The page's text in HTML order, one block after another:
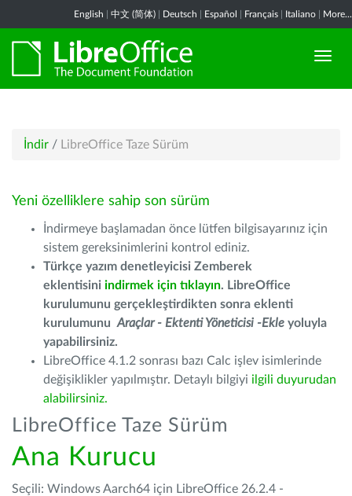
English 中文 (简体) Deutsch Español Français Italiano More...
İndir / LibreOffice Taze Sürüm
Yeni özelliklere sahip son sürüm
İndirmeye başlamadan önce lütfen bilgisayarınız için
sistem gereksinimlerini kontrol ediniz.
Türkçe yazım denetleyicisi Zemberek
eklentisini indirmek için tıklayın. LibreOffice
kurulumunu gerçekleştirdikten sonra eklenti
kurulumunu Araçlar - Ektenti Yöneticisi -Ekle yoluyla
yapabilirsiniz.
LibreOffice 4.1.2 sonrası bazı Calc işlev isimlerinde
değişiklikler yapılmıştır. Detaylı bilgiyi ilgili duyurudan
alabilirsiniz.
LibreOffice Taze Sürüm
Ana Kurucu
Seçili: Windows Aarch64 için LibreOffice 26.2.4 -